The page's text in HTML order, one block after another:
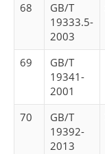
68
GB/T
19333.5-
2003
69
GB/T
19341-
2001
70
GB/T
19392-
2013